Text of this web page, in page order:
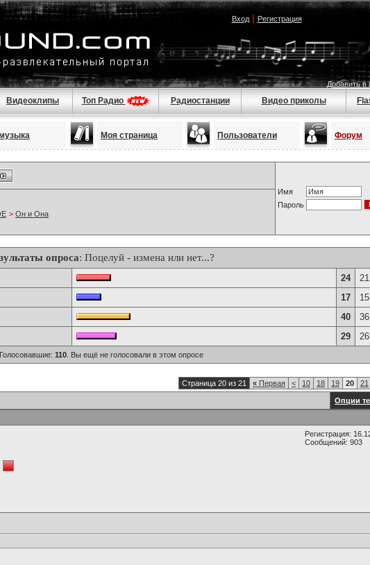
Вход| Регистрация
Добавить в
Видеоклипы Топ Радио Радиостанции Видео приколы
Моя страница Пользователи Форум
Имя
Пароль
> Он и Она
опроса: Поцелуй - измена или нет...?
24
17
40
29
Голосовавшие: 110 . Вы ещё не голосовали в этом опросе
Страница 20 из 21 « Первая < 10 18 19 20 21
Опции
Регистрация:
Сообщений: 903